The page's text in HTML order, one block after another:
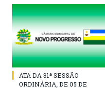
ATA DA 31ª SESSÃO
ORDINÁRIA, DE 05 DE